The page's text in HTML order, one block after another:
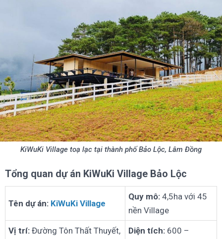
KiWuKi Village toạ lạc tại thành phố Bảo Lộc, Lâm Đồng
Tổng quan dự án KiWuKi Village Bảo Lộc
Tên dự án: KiWuKi Village
Quy mô: 4,5ha với 45
nền Village
Vị trí: Đường Tôn Thất Thuyết,
Diện tích: 600 –